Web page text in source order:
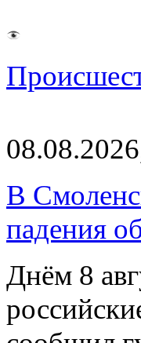
В
падения
Днём 8